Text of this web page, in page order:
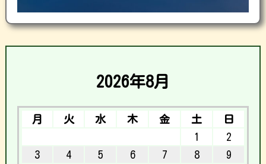
2026年8月
月 火 水 木 金 土
日
1
2
3
4 5 6 7 8
9